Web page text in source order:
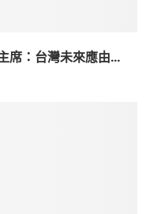
：台灣未來應由...